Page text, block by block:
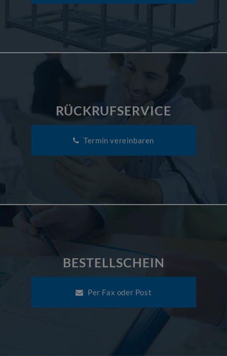
RÜCKRUFSERVICE
Termin vereinbaren
BESTELLSCHEIN
Per Fax oder Post